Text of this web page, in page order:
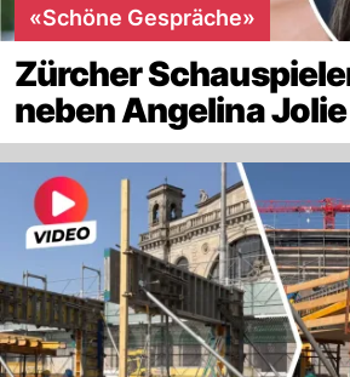
«Schöne Gespräche»
Zürcher
neben Angelina Jolie